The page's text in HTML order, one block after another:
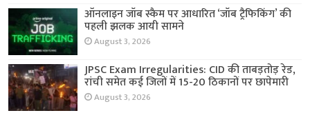
ऑनलाइन जॉब स्कैम पर आधारित ‘जॉब ट्रैफिकिंग’ की
पहली झलक आयी सामने
August 3, 2026
JPSC Exam Irregularities: CID की ताबड़तोड़ रेड,
रांची समेत कई जिलों में 15-20 ठिकानों पर छापेमारी
August 3, 2026